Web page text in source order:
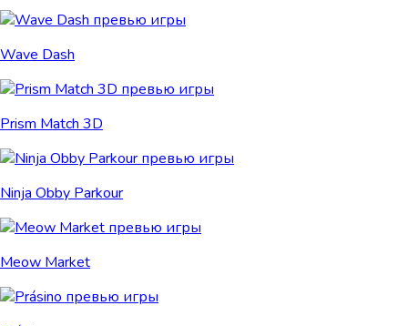
Wave Dash
Prism Match 3D
Ninja Obby Parkour
Meow Market